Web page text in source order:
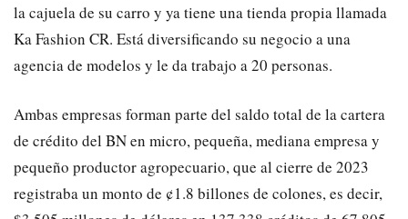
la cajuela de su carro y ya tiene una tienda propia llamada
Ka Fashion CR. Está diversificando su negocio a una
agencia de modelos y le da trabajo a 20 personas.
Ambas empresas forman parte del saldo total de la cartera
de crédito del BN en micro, pequeña, mediana empresa y
pequeño productor agropecuario, que al cierre de 2023
registraba un monto de ¢1.8 billones de colones, es decir,